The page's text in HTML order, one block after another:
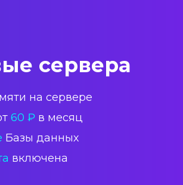
сервера
на сервере
60 ₽ в месяц
Базы данных
включена